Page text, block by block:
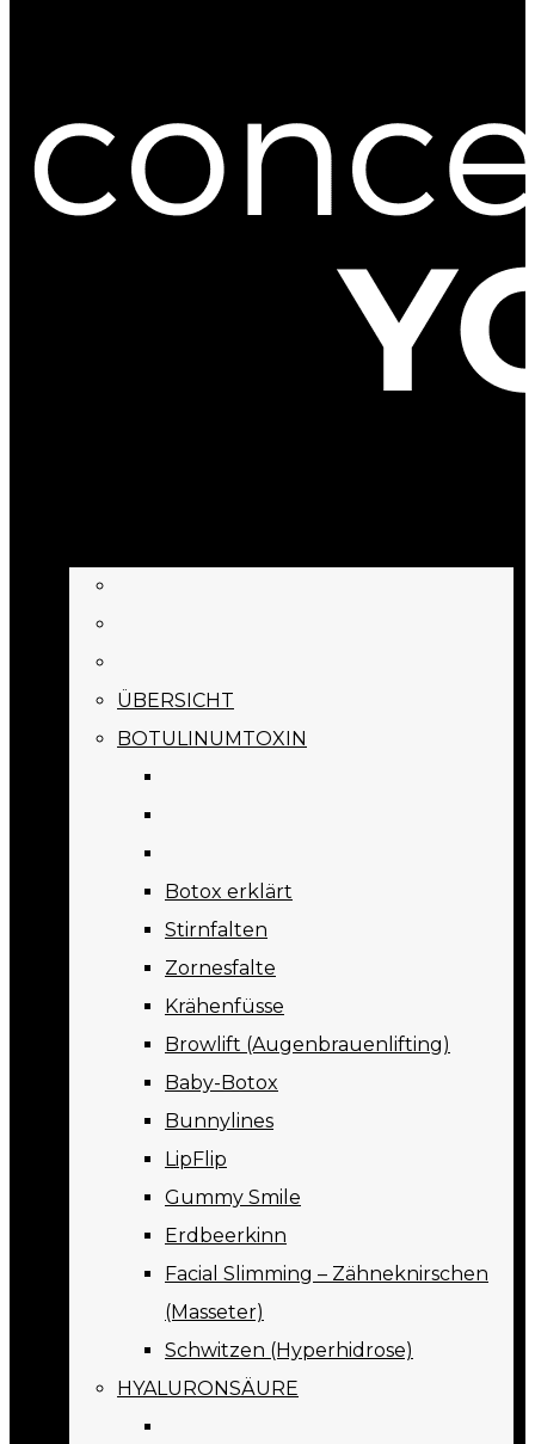
ÜBERSICHT
BOTULINUMTOXIN
Botox erklärt
Stirnfalten
Zornesfalte
Krähenfüsse
Browlift (Augenbrauenlifting)
Baby-Botox
Bunnylines
LipFlip
Gummy Smile
Erdbeerkinn
Facial Slimming – Zähneknirschen
(Masseter)
Schwitzen (Hyperhidrose)
HYALURONSÄURE